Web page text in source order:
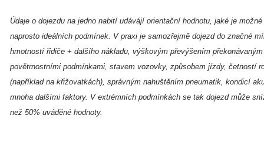
Údaje o dojezdu na jedno nabití udávájí orientační hodnotu, jaké je
naprosto ideálních podmínek. V praxi je samozřejmě dojezd do značné
hmotností řidiče + dalšího nákladu, výškovým převýšením
povětrnostními podmínkami, stavem vozovky, způsobem jízdy, četností
(například na křižovatkách), správným nahuštěním pneumatik, kondicí
mnoha dalšími faktory. V extrémních podmínkách se tak dojezd může
než 50% uváděné hodnoty.